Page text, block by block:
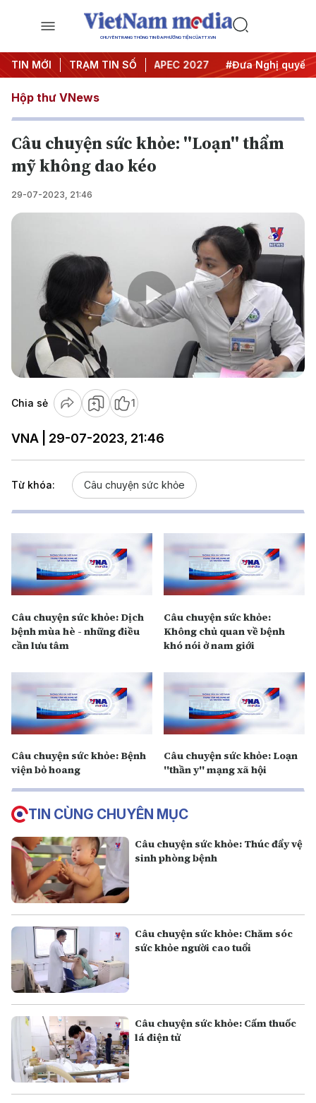
CHUYÊN TRANG THÔNG TIN ĐA PHƯƠNG TIỆN CỦA TTXVN
TIN MỚI TRẠM TIN SỐ
nghị Trung ương 3 #APEC 2027 #Đưa Nghị quyết
Hộp thư VNews
Câu chuyện sức khỏe: ''Loạn'' thẩm
mỹ không dao kéo
29-07-2023, 21:46
Play
Video
Chia sẻ 1
VNA | 29-07-2023, 21:46
Từ khóa: Câu chuyện sức khỏe
Câu chuyện sức khỏe: Dịch
bệnh mùa hè - những điều
cần lưu tâm
Câu chuyện sức khỏe:
Không chủ quan về bệnh
khó nói ở nam giới
Câu chuyện sức khỏe: Bệnh
viện bỏ hoang
Câu chuyện sức khỏe: Loạn
''thần y'' mạng xã hội
TIN CÙNG CHUYÊN MỤC
Câu chuyện sức khỏe: Thúc đẩy vệ
sinh phòng bệnh
Câu chuyện sức khỏe: Chăm sóc
sức khỏe người cao tuổi
Câu chuyện sức khỏe: Cấm thuốc
lá điện tử